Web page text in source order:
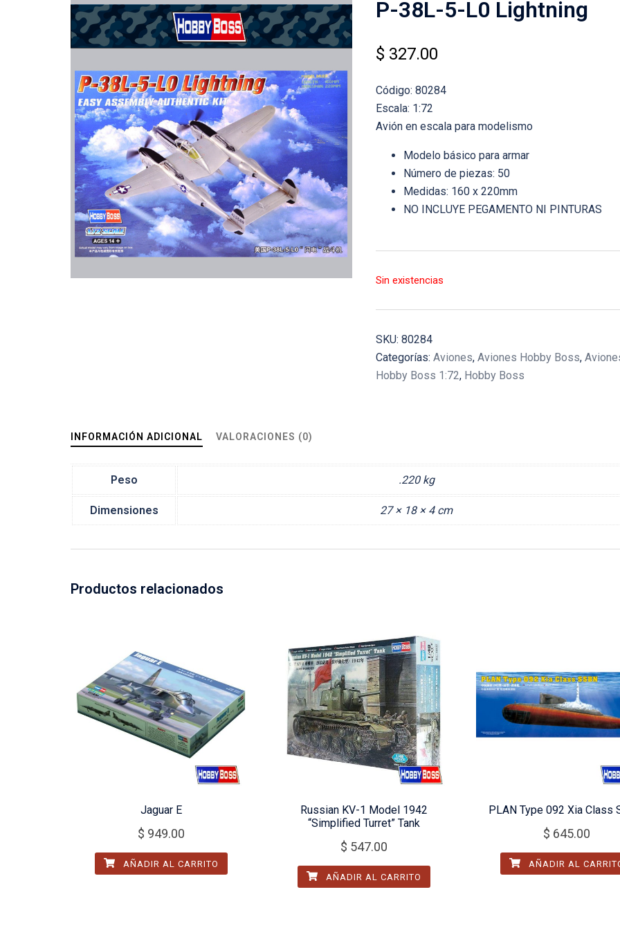
P-38L-5-L0 Lightning
$ 327.00
Código: 80284
Escala: 1:72
Avión en escala para modelismo
Modelo básico para armar
Número de piezas: 50
Medidas: 160 x 220mm
NO INCLUYE PEGAMENTO NI PINTURAS
Sin existencias
SKU: 80284
Categorías: Aviones, Aviones Hobby Boss,
Hobby Boss 1:72, Hobby Boss
INFORMACIÓN ADICIONAL VALORACIONES (0)
Peso .220 kg
Dimensiones 27 × 18 × 4 cm
Productos relacionados
Jaguar E
$ 949.00
AÑADIR AL CARRITO
Russian KV-1 Model 1942
“Simplified Turret” Tank
$ 547.00
AÑADIR AL CARRITO
PLAN Type 092 Xia Class
$ 645.00
AÑADIR AL